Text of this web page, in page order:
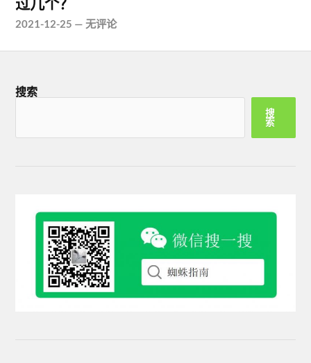
过几个？
2021-12-25 —无评论
搜索
搜
索